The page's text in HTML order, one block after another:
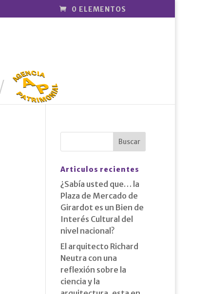
0 ELEMENTOS
AGENCIA
PATRIMONI
AL
Articulos recientes
¿Sabía usted que… la
Plaza de Mercado de
Girardot es un Bien de
Interés Cultural del
nivel nacional?
El arquitecto Richard
Neutra con una
reflexión sobre la
ciencia y la